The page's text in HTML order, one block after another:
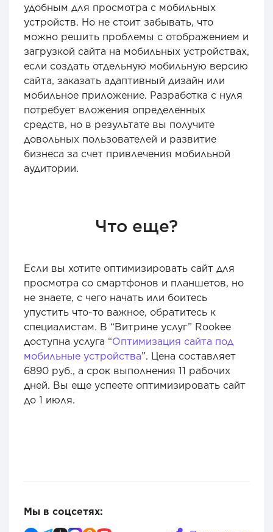
удобным для просмотра с мобильных
устройств. Но не стоит забывать, что
можно решить проблемы с отображением и
загрузкой сайта на мобильных устройствах,
если создать отдельную мобильную версию
сайта, заказать адаптивный дизайн или
мобильное приложение. Разработка с нуля
потребует вложения определенных
средств, но в результате вы получите
довольных пользователей и развитие
бизнеса за счет привлечения мобильной
аудитории.
Что еще?
Если вы хотите оптимизировать сайт для
просмотра со смартфонов и планшетов, но
не знаете, с чего начать или боитесь
упустить что-то важное, обратитесь к
специалистам. В “Витрине услуг” Rookee
доступна услуга “Оптимизация сайта под
мобильные устройства”. Цена составляет
6890 руб., а срок выполнения 11 рабочих
дней. Вы еще успеете оптимизировать сайт
до 1 июля.
Мы в соцсетях: